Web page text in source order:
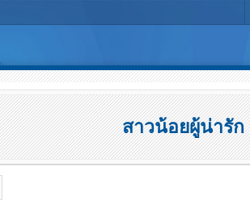
สาวน้อยผู้น่ารัก